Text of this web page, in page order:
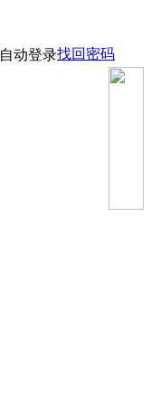
自动登录找回密码